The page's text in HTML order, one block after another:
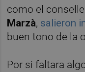
como el
Marzà, salieron
buen tono de la
Por si faltara